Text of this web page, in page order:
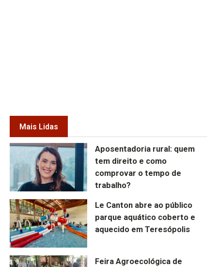
Mais Lidas
Aposentadoria rural: quem
tem direito e como
comprovar o tempo de
trabalho?
Le Canton abre ao público
parque aquático coberto e
aquecido em Teresópolis
Feira Agroecológica de